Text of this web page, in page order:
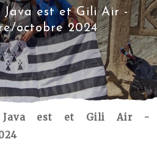
Java est et Gili Air -
octobre 2024
Java est et Gili Air -